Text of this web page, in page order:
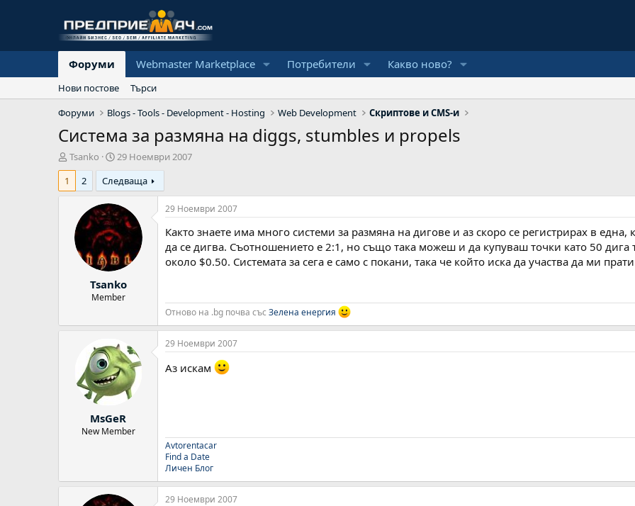
Форуми Webmaster Marketplace Потребители Какво ново?
Нови постове
Търси
Форуми
Blogs - Tools - Development - Hosting Web Development Скриптове и CMS-и
Система за размяна на diggs, stumbles и propels
А
в
о
Tsanko
Н
а
ч
а
л
н
а
д
а
т
а
29 Ноември 2007
1
2 Следваща
Tsanko
Member
29 Ноември 2007
Както знаете има много системи за размяна на дигове и аз скоро се регистрирах в
да се дигва. Съотношението е 2:1, но също така можеш и да купуваш точки като 50 дига
около $0.50. Системата за сега е само с покани, така че който иска да участва да ми
Отново на .bg почва със Зелена енергия
MsGeR
New Member
29 Ноември 2007
Аз искам
Avtorentacar
Find a Date
Личен Блог
29 Ноември 2007